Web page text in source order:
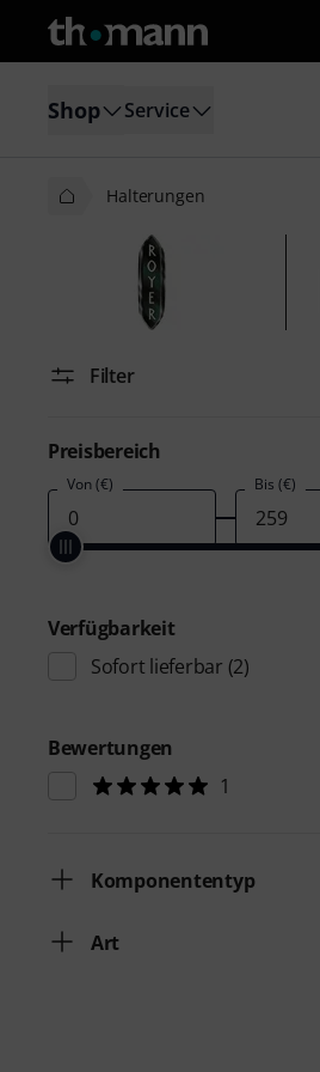
Shop Service
Halterungen
Filter
Preisbereich
Von (€) Bis (€)
Verfügbarkeit
Sofort lieferbar (2)
Bewertungen
1
Komponententyp
Art